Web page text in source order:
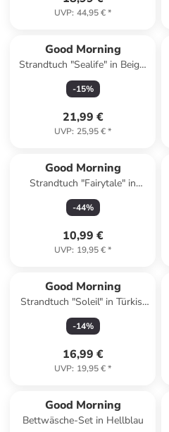
UVP: 44,95 €*
Good Morning
Strandtuch "Sealife" in Beige/
Blau
-15%
21,99 €
UVP: 25,95 €*
Good Morning
Strandtuch "Fairytale" in
Hellblau/ Rosa/ Weiß
-44%
10,99 €
UVP: 19,95 €*
Good Morning
Strandtuch "Soleil" in Türkis/
Beige
-14%
16,99 €
UVP: 19,95 €*
Good Morning
Bettwäsche-Set in Hellblau